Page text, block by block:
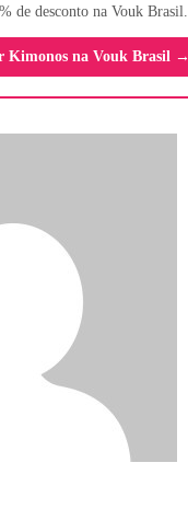
de desconto na Vouk Brasil.
Kimonos na Vouk Brasil →